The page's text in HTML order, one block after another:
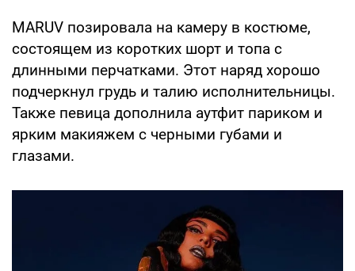
MARUV позировала на камеру в костюме,
состоящем из коротких шорт и топа с
длинными перчатками. Этот наряд хорошо
подчеркнул грудь и талию исполнительницы.
Также певица дополнила аутфит париком и
ярким макияжем с черными губами и
глазами.